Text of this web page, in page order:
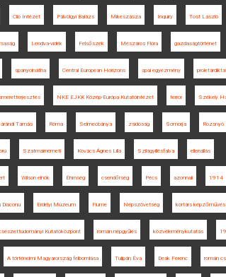
Clio Intézet Pálvölgyi Balázs Mikeszásza Inquiry Tost László
Lendva-vidék Felsőszék Mészáros Flóra gazdaságtörténet
spanyolnátha Central European Horizons spai egyezmény
NKE EJKK Közép-Európa Kutatóintézet terror Székely
Tamás Róma Selmecbánya zsidóság Somorja Rozsnyó
Szatmárnémeti Kovács Ágnes Lilla Szilágyillésfalva ellenállás
Wilson elnök Éhínség csendőrség Pécs azonnali 1914
Diaconu Erdélyi Múzeum Fiume Népszövetség kortárs
Kutatóközpont román népgyűlés közvéleménykutatás
A történelmi Magyarország felbomlása Tulipán Éva Deák Ferenc román